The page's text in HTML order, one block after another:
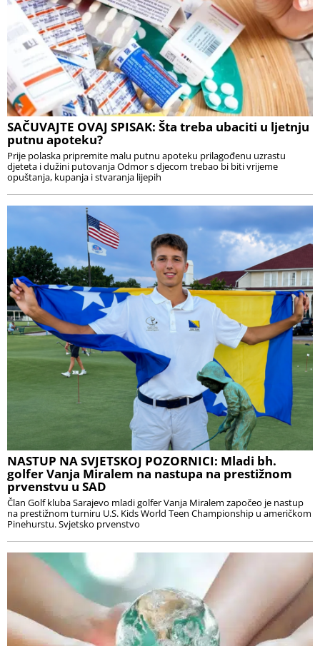
SAČUVAJTE OVAJ SPISAK: Šta treba ubaciti u ljetnju
putnu apoteku?
Prije polaska pripremite malu putnu apoteku prilagođenu uzrastu
djeteta i dužini putovanja Odmor s djecom trebao bi biti vrijeme
opuštanja, kupanja i stvaranja lijepih
NASTUP NA SVJETSKOJ POZORNICI: Mladi bh.
golfer Vanja Miralem na nastupa na prestižnom
prvenstvu u SAD
Član Golf kluba Sarajevo mladi golfer Vanja Miralem započeo je nastup
na prestižnom turniru U.S. Kids World Teen Championship u američkom
Pinehurstu. Svjetsko prvenstvo